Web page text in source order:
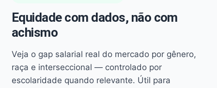
Equidade com dados, não com
achismo
Veja o gap salarial real do mercado por gênero,
raça e interseccional — controlado por
escolaridade quando relevante. Útil para